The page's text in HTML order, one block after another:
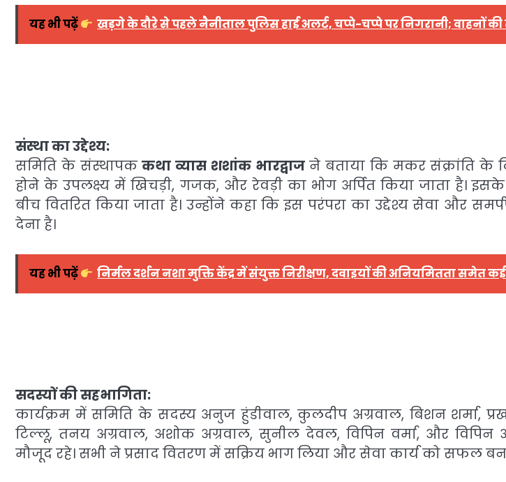
यह भी पढ़ें खड़गे के दौरे से पहले नैनीताल पुलिस हाई अलर्ट, चप्पे-चप्पे पर निगरानी; वाहनों
संस्था का उद्देश्य:
समिति के संस्थापककथा व्यास शशांक भारद्वाजने बताया कि मकर संक्रांति के
होने के उपलक्ष्य में खिचड़ी, गजक, और रेवड़ी का भोग अर्पित किया जाता है।
बीच वितरित किया जाता है। उन्होंने कहा कि इस परंपरा का उद्देश्य सेवा और
देना है।
यह भी पढ़ें निर्मल दर्शन नशा मुक्ति केंद्र में संयुक्त निरीक्षण, दवाइयों की अनियमितता समेत
सदस्यों की सहभागिता:
कार्यक्रम में समिति के सदस्य अनुज हुंडीवाल, कुलदीप अग्रवाल, बिशन शर्मा,
टिल्लू, तनय अग्रवाल, अशोक अग्रवाल, सुनील देवल, विपिन वर्मा, और विपिन
मौजूद रहे। सभी ने प्रसाद वितरण में सक्रिय भाग लिया और सेवा कार्य को सफल